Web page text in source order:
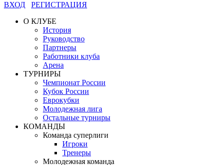
ВХОД
РЕГИСТРАЦИЯ
О КЛУБЕ
История
Руководство
Партнеры
Работники клуба
Арена
ТУРНИРЫ
Чемпионат России
Кубок России
Еврокубки
Молодежная лига
Остальные турниры
КОМАНДЫ
Команда суперлиги
Игроки
Тренеры
Молодежная команда